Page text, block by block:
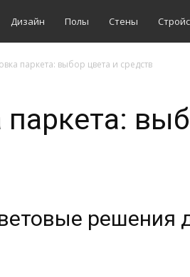
Дизайн Полы Стены
паркета: выбор цвета и средств
решения